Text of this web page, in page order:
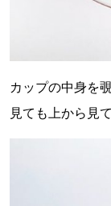
カップの中身を
見ても上から見